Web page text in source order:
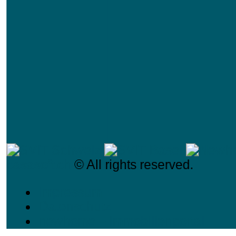
© All rights reserved.